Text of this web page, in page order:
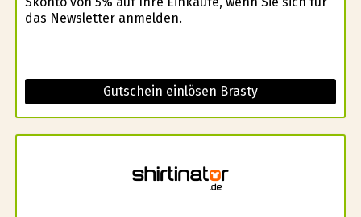
das Newsletter anmelden.
Gutschein einlösen Brasty